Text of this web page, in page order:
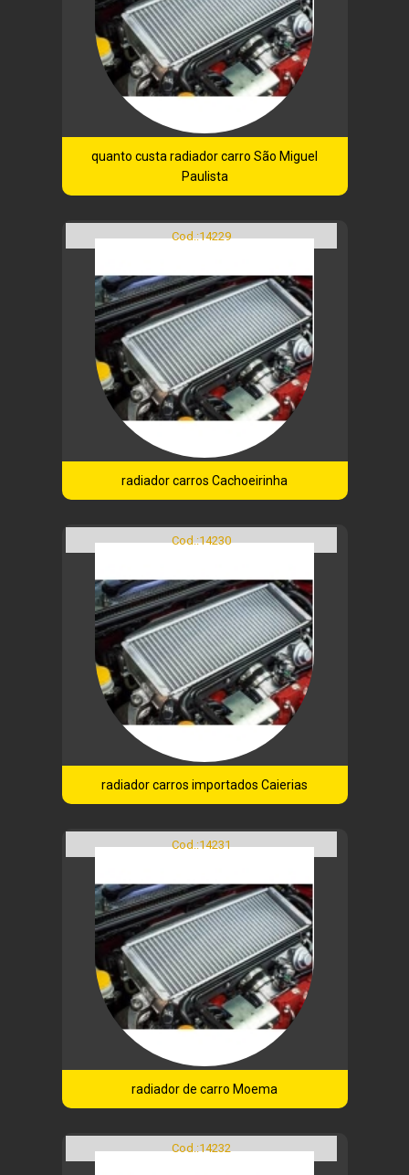
quanto custa radiador carro São Miguel
Paulista
Cod.:14229
radiador carros Cachoeirinha
Cod.:14230
radiador carros importados Caierias
Cod.:14231
radiador de carro Moema
Cod.:14232